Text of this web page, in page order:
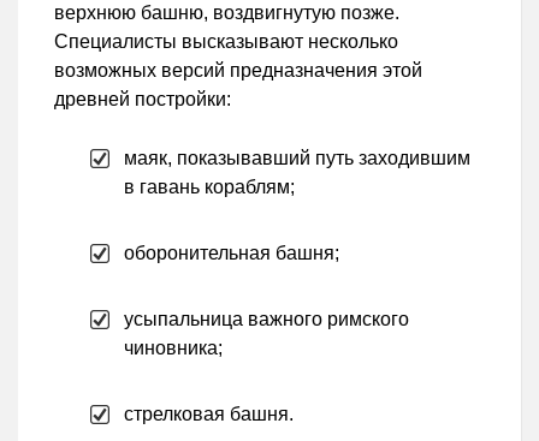
верхнюю башню, воздвигнутую позже.
Специалисты высказывают несколько
возможных версий предназначения этой
древней постройки:
маяк, показывавший путь заходившим
в гавань кораблям;
оборонительная башня;
усыпальница важного римского
чиновника;
стрелковая башня.